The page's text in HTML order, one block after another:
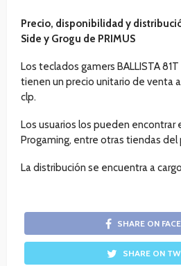
Precio, disponibilidad y
Side y Grogu de PRIMUS
Los teclados gamers BALLISTA
tienen un precio unitario de venta
clp.
Los usuarios los pueden encontrar
Progaming, entre otras tiendas del
La distribución se encuentra a
SHARE ON
SHARE ON